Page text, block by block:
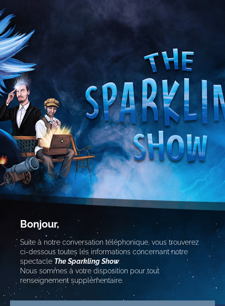
Bonjour,
Suite à notre conversation téléphonique, vous trouverez
ci-dessous toutes les informations concernant notre
spectacle The Sparkling Show.
Nous sommes à votre disposition pour tout
renseignement supplémentaire.